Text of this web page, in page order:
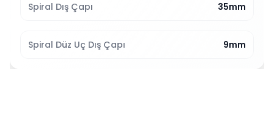
Spiral Dış Çapı 35mm
Spiral Düz Uç Dış Çapı 9mm